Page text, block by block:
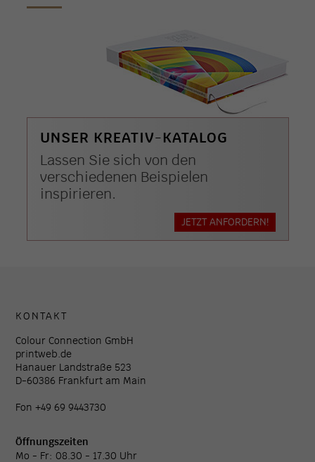
UNSER KREATIV-KATALOG
Lassen Sie sich von den
verschiedenen Beispielen
inspirieren.
JETZT ANFORDERN!
KONTAKT
Colour Connection GmbH
printweb.de
Hanauer Landstraße 523
D-60386 Frankfurt am Main
Fon +49 69 9443730
Öffnungszeiten
Mo - Fr: 08.30 - 17.30 Uhr